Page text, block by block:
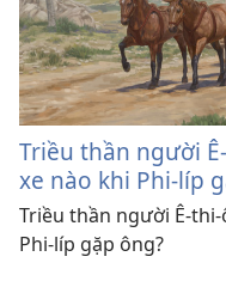
Triều thần người
xe nào khi Phi-líp
Triều thần người Ê-
Phi-líp gặp ông?